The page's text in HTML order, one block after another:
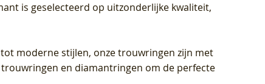
is geselecteerd op uitzonderlijke kwaliteit,
moderne stijlen, onze trouwringen zijn met
en diamantringen om de perfecte